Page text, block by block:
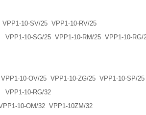
10-SV/25 VPP1-10-RV/25
VPP1-10-SG/25 VPP1-10-RM/25 VPP1-10-RG/
VPP1-10-OV/25 VPP1-10-ZG/25 VPP1-10-SP/
VPP1-10-RG/32
10-OM/32 VPP1-10ZM/32